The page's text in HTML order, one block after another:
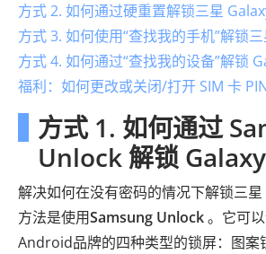
方式 2. 如何通过硬重置解锁三星
方式 3. 如何使用“查找我的手机”解锁
方式 4. 如何通过“查找我的设备”解锁
福利：如何更改或关闭/打开 SIM 卡
方式 1. 如何通过
Unlock 解锁
解决如何在没有密码的情况下解锁三
方法是使用Samsung Unlock。它可
Android品牌的四种类型的锁屏：图案